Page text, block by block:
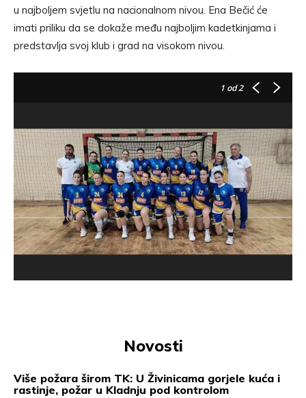
u najboljem svjetlu na nacionalnom nivou. Ena Bečić će
imati priliku da se dokaže među najboljim kadetkinjama i
predstavlja svoj klub i grad na visokom nivou.
1 od 2
Novosti
Više požara širom TK: U Živinicama gorjele kuća i
rastinje, požar u Kladnju pod kontrolom